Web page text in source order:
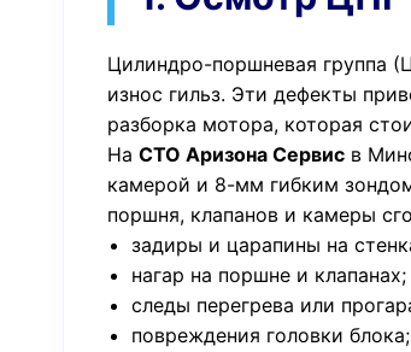
Цилиндро-поршневая группа
износ гильз. Эти дефекты
разборка мотора, которая
На СТО Аризона Сервис в
камерой и 8-мм гибким
поршня, клапанов и камеры
задиры и царапины на
нагар на поршне и клапанах;
следы перегрева или
повреждения головки блока;